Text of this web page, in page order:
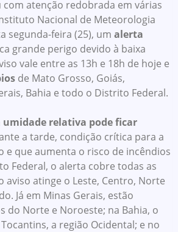
com atenção redobrada em várias
Nacional de Meteorologia
segunda-feira (25), um alerta
grande perigo devido à baixa
vale entre as 13h e 18h de hoje e
de Mato Grosso, Goiás,
Bahia e todo o Distrito Federal.
umidade relativa pode ficar
a tarde, condição crítica para a
e que aumenta o risco de incêndios
Federal, o alerta cobre todas as
aviso atinge o Leste, Centro, Norte
Já em Minas Gerais, estão
do Norte e Noroeste; na Bahia, o
a região Ocidental; e no